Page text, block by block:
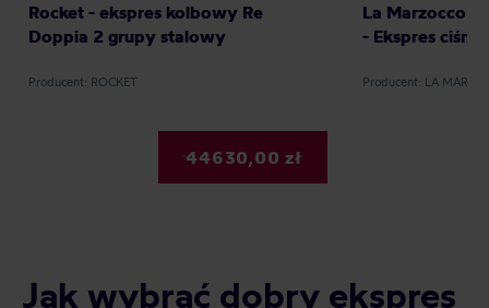
Rocket - ekspres kolbowy Re
Doppia 2 grupy stalowy
Producent: ROCKET
44630,00 zł
La Marzocco -
- Ekspres
Producent: LA
Jak wybrać dobry ekspres